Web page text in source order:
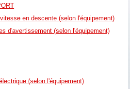
en descente (selon l'équipement)
d'avertissement (selon l'équipement)
(selon l'équipement)